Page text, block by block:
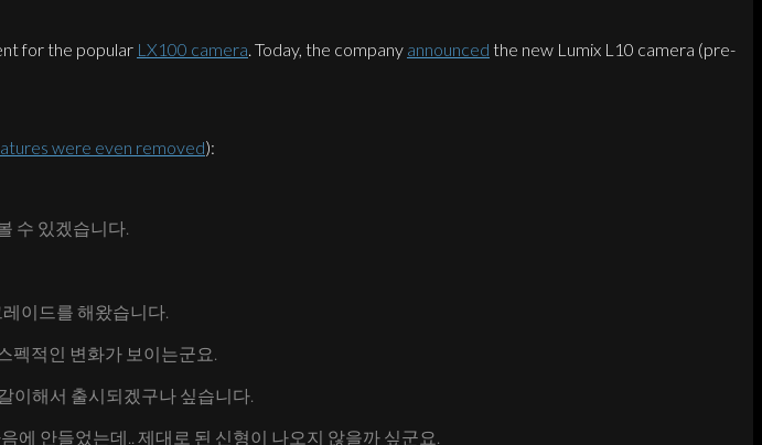
for the popular LX100 camera. Today, the company announced the new Lumix L10 camera (pre-
were even removed):
수 있겠습니다.
이드를 해왔습니다.
펙적인 변화가 보이는군요.
이해서 출시되겠구나 싶습니다.
에 안들었는데.. 제대로 된 신형이 나오지 않을까 싶군요.